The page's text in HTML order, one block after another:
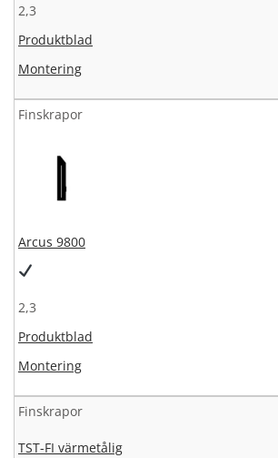
2,3
Produktblad
Montering
Finskrapor
Arcus 9800
2,3
Produktblad
Montering
Finskrapor
TST-FI värmetålig